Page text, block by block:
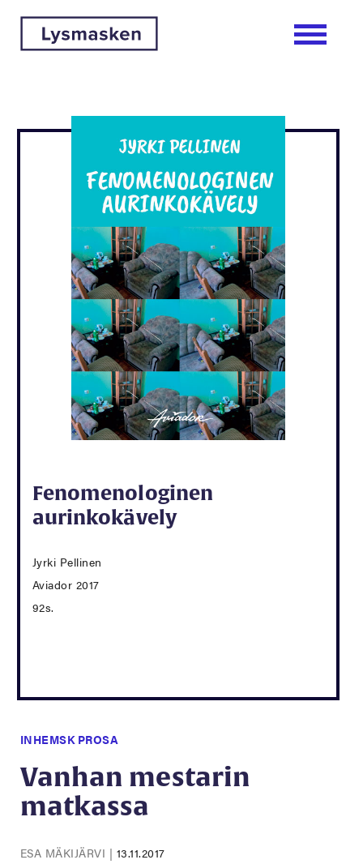
Fenomenologinen
aurinkokävely
Jyrki Pellinen
Aviador 2017
92s.
INHEMSK PROSA
Vanhan mestarin
matkassa
ESA MÄKIJÄRVI | 13.11.2017